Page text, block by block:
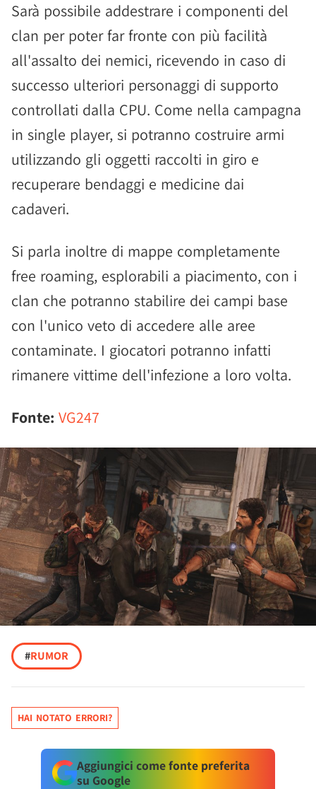
Sarà possibile addestrare i componenti del
clan per poter far fronte con più facilità
all'assalto dei nemici, ricevendo in caso di
successo ulteriori personaggi di supporto
controllati dalla CPU. Come nella campagna
in single player, si potranno costruire armi
utilizzando gli oggetti raccolti in giro e
recuperare bendaggi e medicine dai
cadaveri.
Si parla inoltre di mappe completamente
free roaming, esplorabili a piacimento, con i
clan che potranno stabilire dei campi base
con l'unico veto di accedere alle aree
contaminate. I giocatori potranno infatti
rimanere vittime dell'infezione a loro volta.
Fonte: VG247
#RUMOR
HAI NOTATO ERRORI?
Aggiungici come fonte preferita
su Google